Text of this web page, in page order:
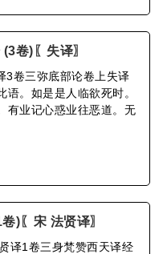
卷)〖失译〗
3卷三弥底部论卷上失译
语。如是是人临欲死时。
有业记心惑业往恶道。无
)〖宋 法贤译〗
译1卷三身梵赞西天译经